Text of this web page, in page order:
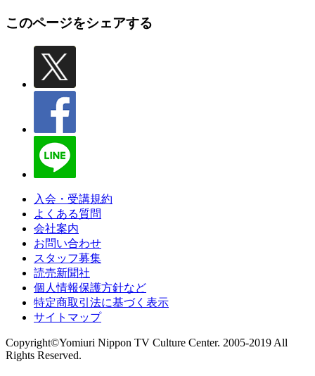
このページをシェアする
入会・受講規約
よくある質問
会社案内
お問い合わせ
スタッフ募集
読売新聞社
個人情報保護方針など
特定商取引法に基づく表示
サイトマップ
Copyright©Yomiuri Nippon TV Culture Center. 2005-2019 All
Rights Reserved.